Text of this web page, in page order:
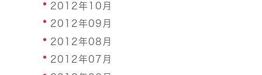
2012年10月
2012年09月
2012年08月
2012年07月